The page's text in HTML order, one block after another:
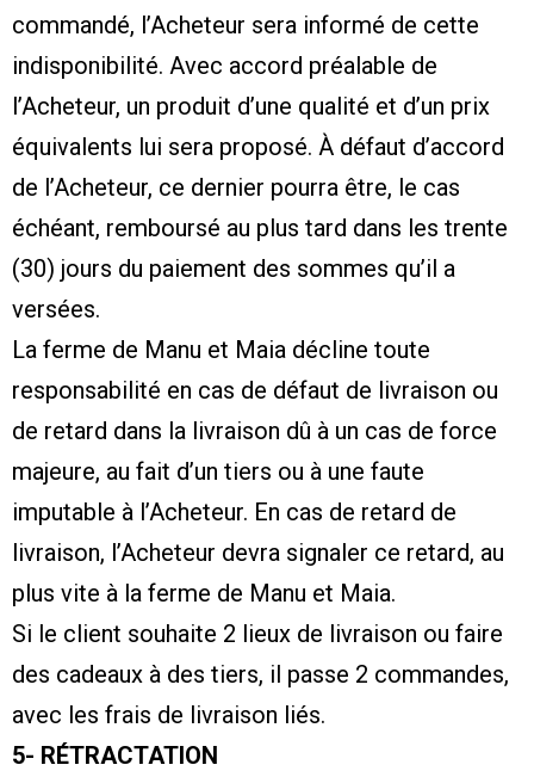
commandé, l’Acheteur sera informé de cette
indisponibilité. Avec accord préalable de
l’Acheteur, un produit d’une qualité et d’un prix
équivalents lui sera proposé. À défaut d’accord
de l’Acheteur, ce dernier pourra être, le cas
échéant, remboursé au plus tard dans les trente
(30) jours du paiement des sommes qu’il a
versées.
La ferme de Manu et Maia décline toute
responsabilité en cas de défaut de livraison ou
de retard dans la livraison dû à un cas de force
majeure, au fait d’un tiers ou à une faute
imputable à l’Acheteur. En cas de retard de
livraison, l’Acheteur devra signaler ce retard, au
plus vite à la ferme de Manu et Maia.
Si le client souhaite 2 lieux de livraison ou faire
des cadeaux à des tiers, il passe 2 commandes,
avec les frais de livraison liés.
5- RÉTRACTATION